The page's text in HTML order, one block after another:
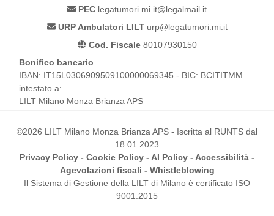
PEC legatumori.mi.it@legalmail.it
URP Ambulatori LILTurp@legatumori.mi.it
Cod. Fiscale80107930150
Bonifico bancario
IBAN: IT15L0306909509100000069345 - BIC: BCITITMM
intestato a:
LILT Milano Monza Brianza APS
©2026 LILT Milano Monza Brianza APS - Iscritta al RUNTS dal
18.01.2023
Privacy Policy - Cookie Policy - AI Policy - Accessibilità -
Agevolazioni fiscali - Whistleblowing
Il Sistema di Gestione della LILT di Milano è certificato ISO
9001:2015